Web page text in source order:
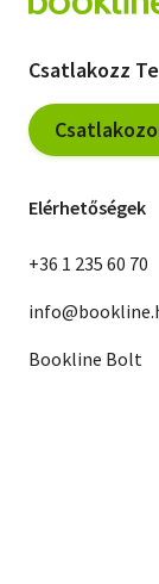
Csatlakozz
Elérhetőségek
+36 1 235 60 70
Bookline Bolt